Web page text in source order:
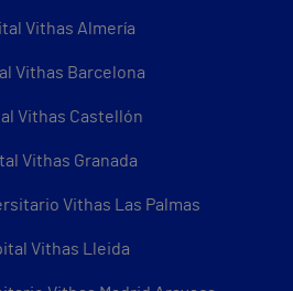
Vithas Almería
Vithas Barcelona
Vithas Castellón
Vithas Granada
Vithas Las Palmas
Vithas Lleida